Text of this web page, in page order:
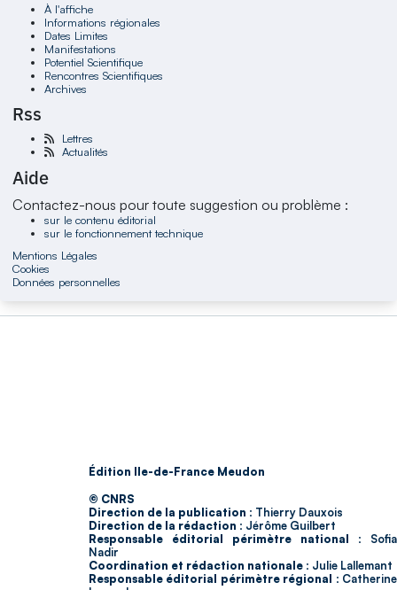
À l'affiche
Informations régionales
Dates Limites
Manifestations
Potentiel Scientifique
Rencontres Scientifiques
Archives
Rss
Lettres
Actualités
Aide
Contactez-nous pour toute suggestion ou problème :
sur le contenu éditorial
sur le fonctionnement technique
Mentions Légales
Cookies
Données personnelles
Édition Ile-de-France Meudon
© CNRS
Direction de la publication : Thierry Dauxois
Direction de la rédaction : Jérôme Guilbert
Responsable éditorial périmètre national : Sofia
Nadir
Coordination et rédaction nationale : Julie Lallemant
Responsable éditorial périmètre régional : Catherine